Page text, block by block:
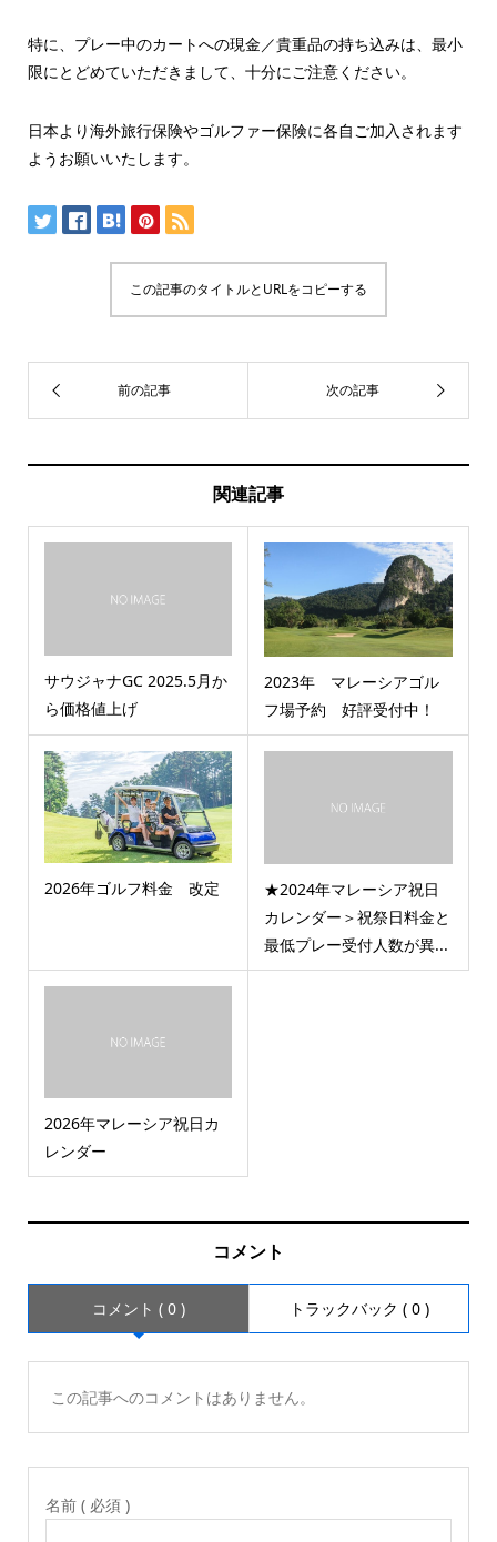
特に、プレー中のカートへの現金／貴重品の持ち込みは、最小
限にとどめていただきまして、十分にご注意ください。
日本より海外旅行保険やゴルファー保険に各自ご加入されます
ようお願いいたします。
この記事のタイトルとURLをコピーする
関連記事
サウジャナGC 2025.5月か
ら価格値上げ
2023年 マレーシアゴル
フ場予約 好評受付中！
2026年ゴルフ料金 改定
★2024年マレーシア祝日
カレンダー＞祝祭日料金と
最低プレー受付人数が異...
2026年マレーシア祝日カ
レンダー
コメント
コメント ( 0 ) トラックバック ( 0 )
この記事へのコメントはありません。
名前 ( 必須 )